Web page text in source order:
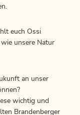
euch Ossi
unsere Natur
an unser
wichtig und
Brandenberger